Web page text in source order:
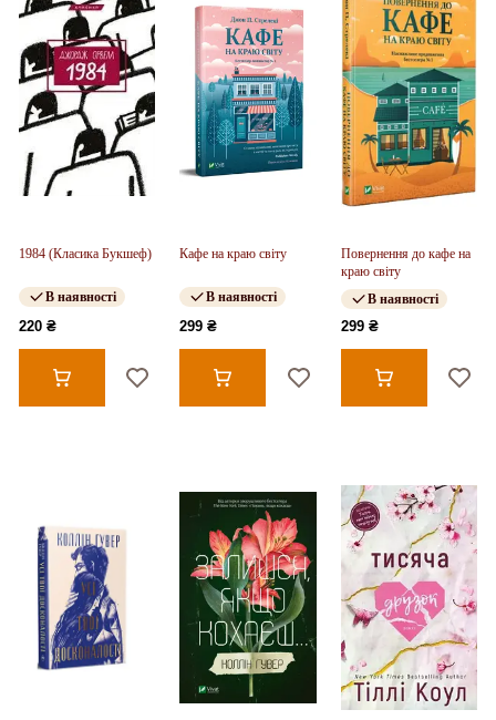
1984 (Класика Букшеф)
В наявності
220 ₴
Кафе на краю світу
В наявності
299 ₴
Повернення до кафе на
краю світу
В наявності
299 ₴